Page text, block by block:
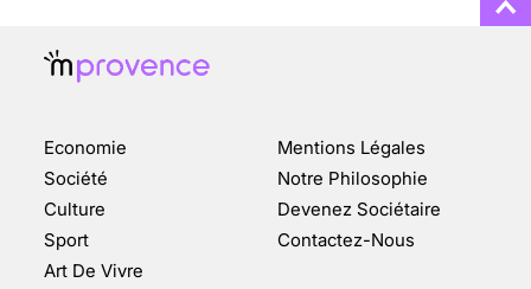
FAIT SURFACE À
MARSEILLE (1/5)
10 jan 2022
Economie
Société
Culture
Sport
Art De Vivre
Mentions Légales
Notre Philosophie
Devenez Sociétaire
Contactez-Nous